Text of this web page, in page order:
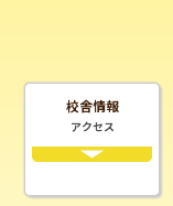
校舎情報
アクセス